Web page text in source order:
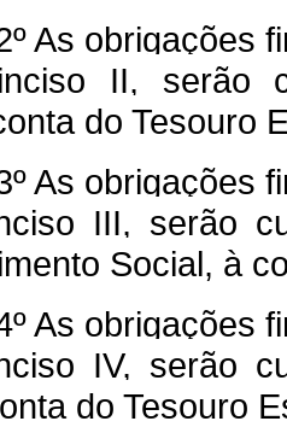
As obrigações
II, serão
do Tesouro
As obrigações
III, serão
Social, à
As obrigações
IV, serão
do Tesouro